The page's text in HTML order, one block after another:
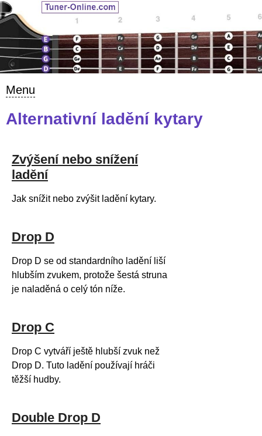
Menu
Alternativní ladění kytary
Zvýšení nebo snížení
ladění
Jak snížit nebo zvýšit ladění kytary.
Drop D
Drop D se od standardního ladění liší
hlubším zvukem, protože šestá struna
je naladěná o celý tón níže.
Drop C
Drop C vytváří ještě hlubší zvuk než
Drop D. Tuto ladění používají hráči
těžší hudby.
Double Drop D